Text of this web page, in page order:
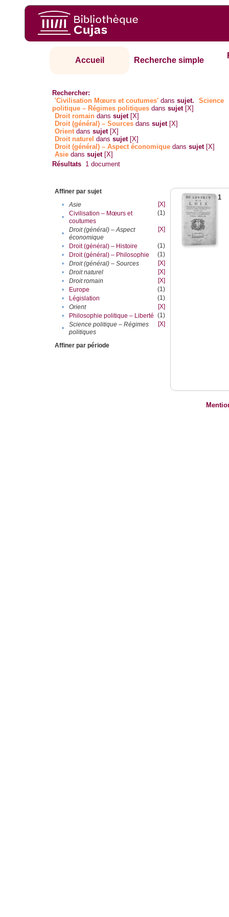
Accueil Recherche simple
Rechercher:
'Civilisation Mœurs et coutumes' danssujet.
Science
politique – Régimes politiques danssujet [X]
Droit romain danssujet [X]
Droit (général) – Sources danssujet [X]
Orientdanssujet [X]
Droit naturel danssujet [X]
Droit (général) – Aspect économique danssujet [X]
Asie danssujet [X]
Résultats 1 document
Affiner par sujet
•
Asie
[X]
•
Civilisation – Mœurs et
coutumes
(1)
•
Droit (général) – Aspect
économique
[X]
• Droit (général) – Histoire
(1)
•
Droit (général) – Philosophie
(1)
•
Droit (général) – Sources
[X]
•
Droit naturel
[X]
•
Droit romain
[X]
•
Europe
(1)
•
Législation
(1)
•
Orient
[X]
•
Philosophie politique – Liberté (1)
•
Science politique – Régimes
politiques
[X]
Affiner par période
1